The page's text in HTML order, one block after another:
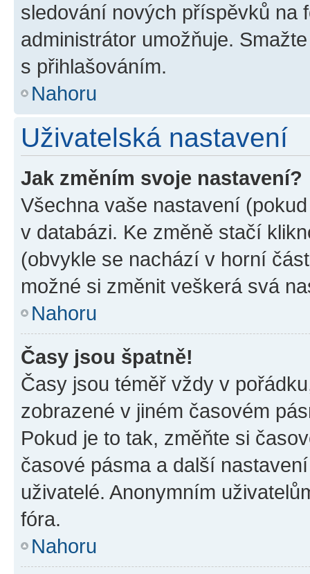
sledování nových příspěvků na
administrátor umožňuje.
s přihlašováním.
Nahoru
Uživatelská nastavení
Jak změním svoje nastavení?
Všechna vaše nastavení
v databázi. Ke změně stačí
(obvykle se nachází v horní
možné si změnit veškerá svá
Nahoru
Časy jsou špatně!
Časy jsou téměř vždy v
zobrazené v jiném časovém
Pokud je to tak, změňte si
časové pásma a další
uživatelé. Anonymním
fóra.
Nahoru